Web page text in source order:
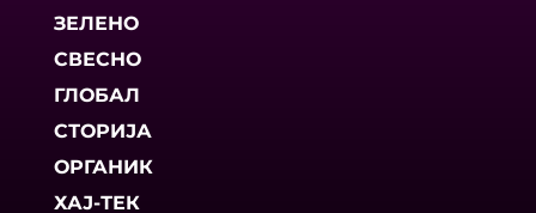
ЗЕЛЕНО
СВЕСНО
ГЛОБАЛ
СТОРИЈА
ОРГАНИК
ХАЈ-ТЕК